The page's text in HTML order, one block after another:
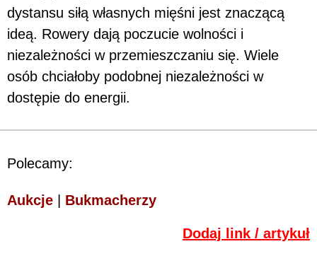
dystansu siłą własnych mięśni jest znaczącą
ideą. Rowery dają poczucie wolności i
niezależności w przemieszczaniu się. Wiele
osób chciałoby podobnej niezależności w
dostępie do energii.
Polecamy:
Aukcje Bukmacherzy
Dodaj link / artykuł